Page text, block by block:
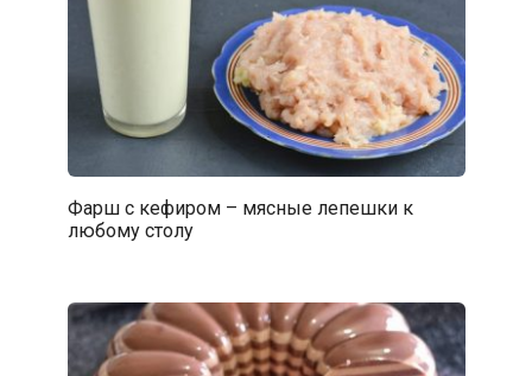
Фарш с кефиром – мясные лепешки к
любому столу